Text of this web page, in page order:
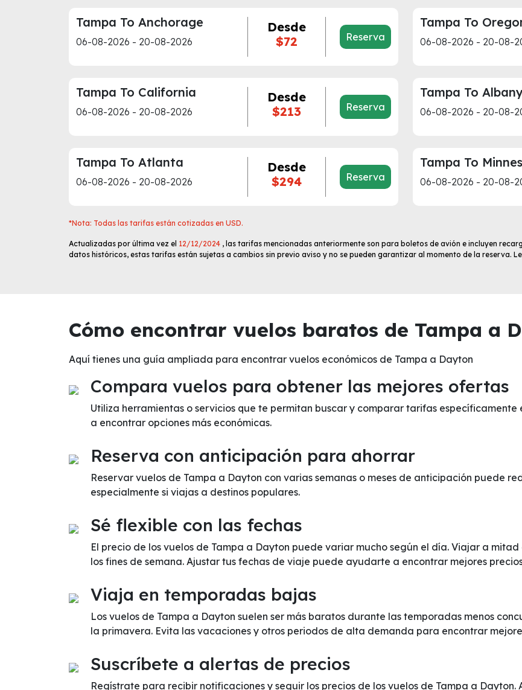
Tampa To Anchorage
06-08-2026 - 20-08-2026
Desde
$72
Reserva
Tampa To
06-08-2026 - 20-08-
Tampa To California
06-08-2026 - 20-08-2026
Desde
$213
Reserva
Tampa To
06-08-2026 - 20-08-
Tampa To Atlanta
06-08-2026 - 20-08-2026
Desde
$294
Reserva
Tampa To
06-08-2026 - 20-08-
*Nota: Todas las tarifas están cotizadas en USD.
Actualizadas por última vez el 12/12/2024 , las tarifas mencionadas anteriormente son para boletos de avión e incluyen
datos históricos, estas tarifas están sujetas a cambios sin previo aviso y no se pueden garantizar al momento de la reserva.
Cómo encontrar vuelos baratos de Tampa a
Aquí tienes una guía ampliada para encontrar vuelos económicos de Tampa a Dayton
Compara vuelos para obtener las mejores ofertas
Utiliza herramientas o servicios que te permitan buscar y comparar tarifas
a encontrar opciones más económicas.
Reserva con anticipación para ahorrar
Reservar vuelos de Tampa a Dayton con varias semanas o meses de anticipación puede
especialmente si viajas a destinos populares.
Sé flexible con las fechas
El precio de los vuelos de Tampa a Dayton puede variar mucho según el día. Viajar a
los fines de semana. Ajustar tus fechas de viaje puede ayudarte a encontrar mejores
Viaja en temporadas bajas
Los vuelos de Tampa a Dayton suelen ser más baratos durante las temporadas menos
la primavera. Evita las vacaciones y otros periodos de alta demanda para encontrar
Suscríbete a alertas de precios
Regístrate para recibir notificaciones y seguir los precios de los vuelos de Tampa a